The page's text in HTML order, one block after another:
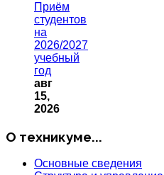
Приём
студентов
на
2026/2027
учебный
год
авг
15,
2026
О техникуме...
Основные сведения